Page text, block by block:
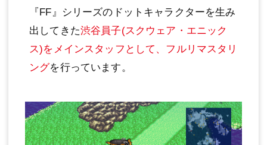
『FF』シリーズのドットキャラクターを生み
出してきた渋谷員子(スクウェア・エニック
ス)をメインスタッフとして、フルリマスタリ
ングを行っています。